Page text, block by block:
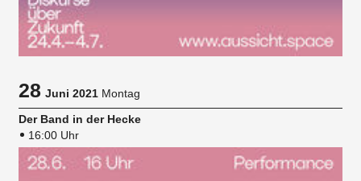
28Juni 2021 Montag
Der Band in der Hecke
16:00 Uhr